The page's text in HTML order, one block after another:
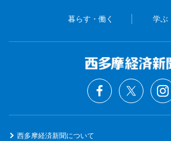
暮らす・働く 学ぶ
西多摩経済新聞について